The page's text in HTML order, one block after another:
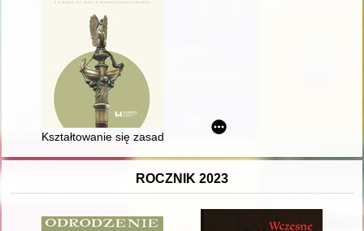
Kształtowanie się zasad prawa wyborczego w Konstytucji z
ROCZNIK 2023